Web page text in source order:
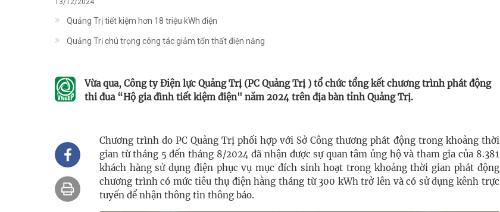
13/12/2024
Quảng Trị tiết kiệm hơn 18 triệu kWh điện
Quảng Trị chú trọng công tác giảm tổn thất điện năng
Vừa qua, Công ty Điện lực Quảng Trị (PC Quảng Trị ) tổ chức tổng kết chương trình phát động
thi đua “Hộ gia đình tiết kiệm điện" năm 2024 trên địa bàn tỉnh Quảng Trị.
Chương trình do PC Quảng Trị phối hợp với Sở Công thương phát động trong khoảng thời
gian từ tháng 5 đến tháng 8/2024 đã nhận được sự quan tâm ủng hộ và tham gia của 8.381
khách hàng sử dụng điện phục vụ mục đích sinh hoạt trong khoảng thời gian phát động
chương trình có mức tiêu thụ điện hằng tháng từ 300 kWh trở lên và có sử dụng kênh trực
tuyến để nhận thông tin thông báo.